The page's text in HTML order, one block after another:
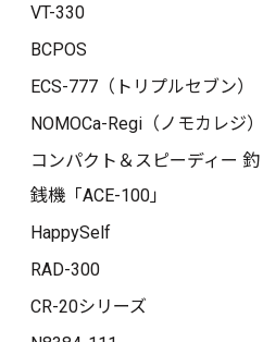
VT-330
BCPOS
ECS-777（トリプルセブン）
NOMOCa-Regi（ノモカレジ）
コンパクト＆スピーディー 釣
銭機「ACE-100」
HappySelf
RAD-300
CR-20シリーズ